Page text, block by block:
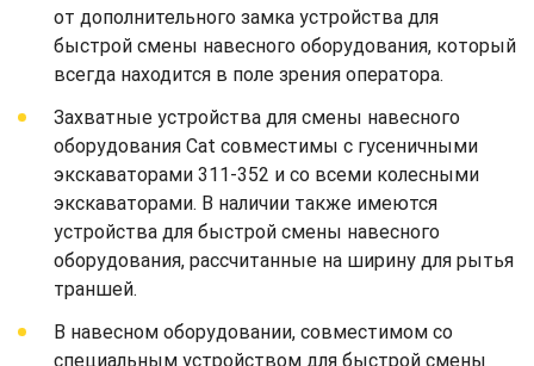
от дополнительного замка устройства для
быстрой смены навесного оборудования, который
всегда находится в поле зрения оператора.
Захватные устройства для смены навесного
оборудования Cat совместимы с гусеничными
экскаваторами 311-352 и со всеми колесными
экскаваторами. В наличии также имеются
устройства для быстрой смены навесного
оборудования, рассчитанные на ширину для рытья
траншей.
В навесном оборудовании, совместимом со
специальным устройством для быстрой смены